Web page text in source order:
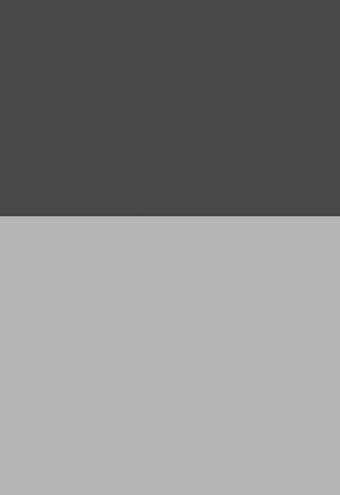
محفوظ است. طراحی و بارگزاری توسط تیم